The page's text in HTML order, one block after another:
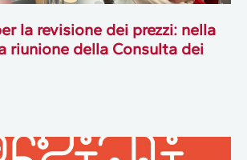
la revisione dei prezzi: nella
riunione della Consulta dei